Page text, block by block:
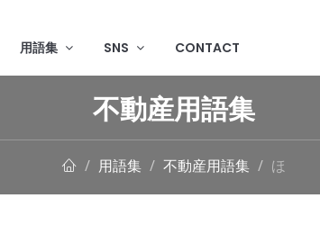
用語集 SNS CONTACT
不動産用語集
用語集 不動産用語集 ほ